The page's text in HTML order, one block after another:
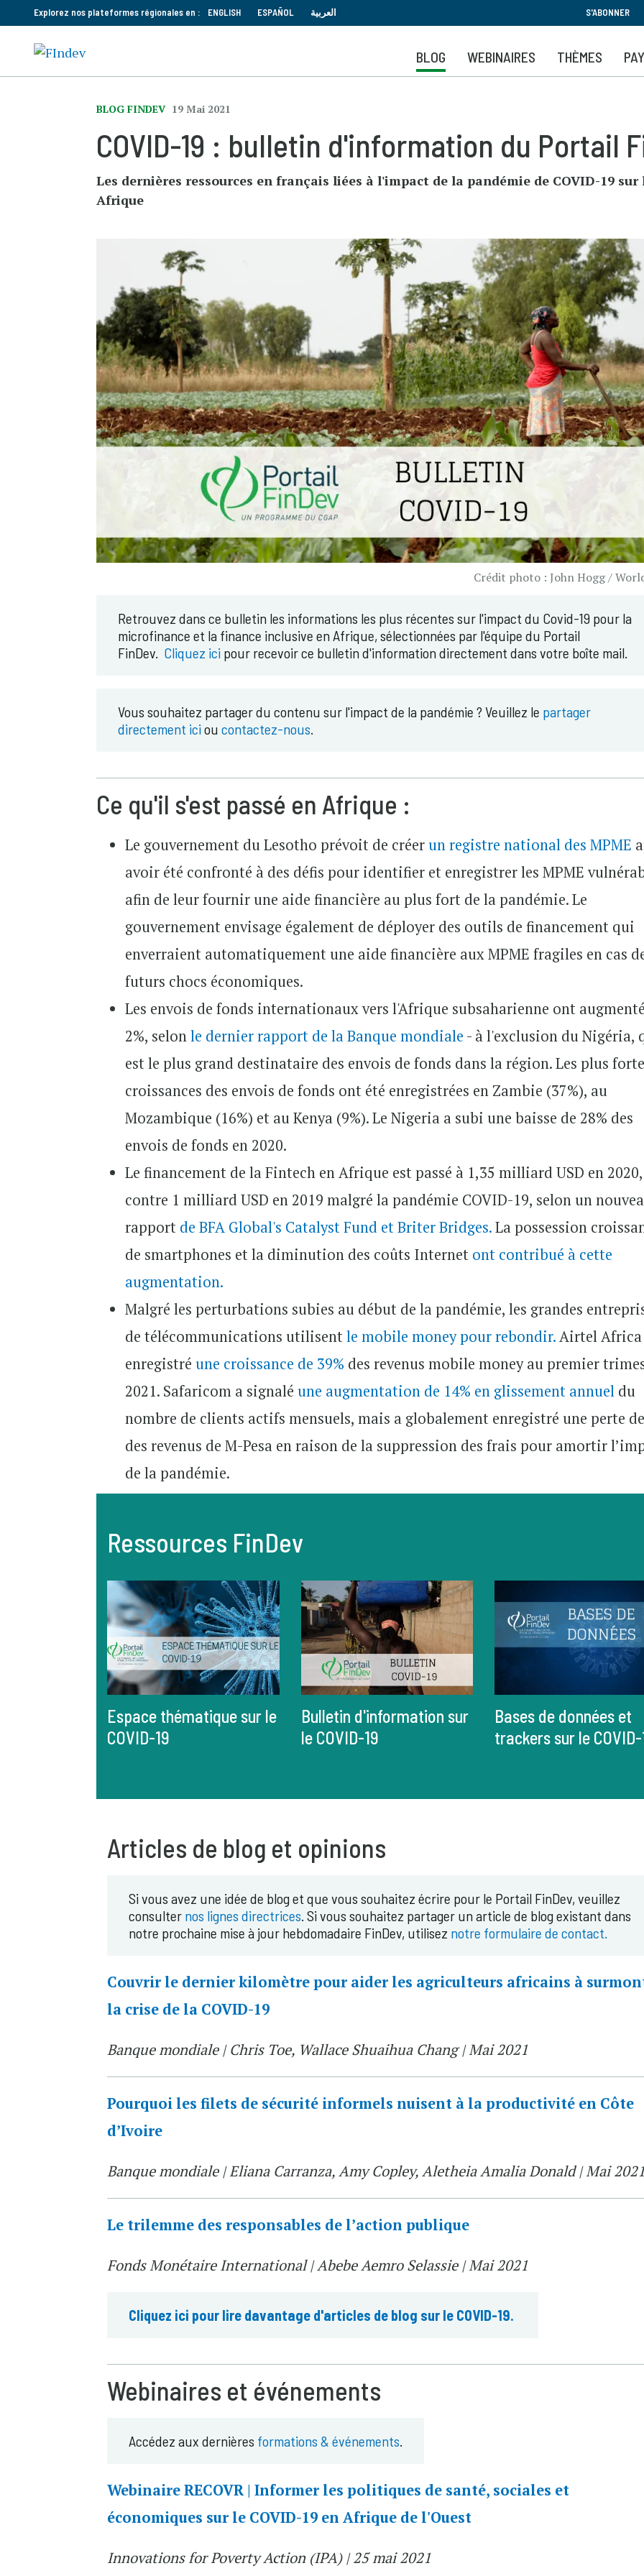
au
contenu
principal
Explorez nos plateformes régionales en : ENGLISH ESPAÑOL العربية S'ABONNER
BLOG WEBINAIRES THÈMES
BLOG FINDEV 19 Mai 2021
COVID-19 : bulletin d'information du Portail
Les dernières ressources en français liées à l'impact de la pandémie de COVID-19
Afrique
Crédit photo : John Hogg /
Retrouvez dans ce bulletin les informations les plus récentes sur l'impact du Covid-19 pour la
microfinance et la finance inclusive en Afrique, sélectionnées par l'équipe du Portail
FinDev. Cliquez ici pour recevoir ce bulletin d'information directement dans votre boîte mail.
Vous souhaitez partager du contenu sur l'impact de la pandémie ? Veuillez le partager
directement icioucontactez-nous.
Ce qu'il s'est passé en Afrique :
Le gouvernement du Lesotho prévoit de créerun registre national des MPME
avoir été confronté à des défis pour identifier et enregistrer les MPME
afin de leur fournir une aide financière au plus fort de la pandémie. Le
gouvernement envisage également de déployer des outils de financement qui
enverraient automatiquement une aide financière aux MPME fragiles en cas
futurs chocs économiques.
Les envois de fonds internationaux vers l'Afrique subsaharienne ont
2%, selonle dernier rapport de la Banque mondiale - à l'exclusion du Nigéria,
est le plus grand destinataire des envois de fonds dans la région. Les plus
croissances des envois de fonds ont été enregistrées en Zambie (37%), au
Mozambique (16%) et au Kenya (9%). Le Nigeria a subi une baisse de 28% des
envois de fonds en 2020.
Le financement de la Fintech en Afrique est passé à 1,35 milliard USD en 2020,
contre 1 milliard USD en 2019 malgré la pandémie COVID-19, selon un
rapport de BFA Global's Catalyst Fund et Briter Bridges.La possession
de smartphones et la diminution des coûts Internet ont contribué à cette
augmentation.
Malgré les perturbations subies au début de la pandémie, les grandes
de télécommunications utilisentle mobile money pour rebondir.Airtel Africa
enregistréune croissance de 39% des revenus mobile money au premier
2021. Safaricom a signalé une augmentation de 14% en glissement annuel du
nombre de clients actifs mensuels, mais a globalement enregistré une perte
des revenus de M-Pesa en raison de la suppression des frais pour amortir
de la pandémie.
Ressources FinDev
Espace thématique sur le
COVID-19
Bulletin d'information sur
le COVID-19
Bases de données et
trackers sur le COVID-
Articles de blog et opinions
Si vous avez une idée de blog et que vous souhaitez écrire pour le Portail FinDev, veuillez
consulter nos lignes directrices. Si vous souhaitez partager un article de blog existant dans
notre prochaine mise à jour hebdomadaire FinDev, utilisez notre formulaire de contact.
Couvrir le dernier kilomètre pour aider les agriculteurs africains à
la crise de la COVID-19
Banque mondiale | Chris Toe, Wallace Shuaihua Chang | Mai 2021
Pourquoi les filets de sécurité informels nuisent à la productivité en Côte
d’Ivoire
Banque mondiale | Eliana Carranza, Amy Copley, Aletheia Amalia Donald | Mai
Le trilemme des responsables de l’action publique
Fonds Monétaire International | Abebe Aemro Selassie | Mai 2021
Cliquez ici pour lire davantage d'articles de blog sur le COVID-19.
Webinaires et événements
Accédez aux dernières formations & événements.
Webinaire RECOVR | Informer les politiques de santé, sociales et
économiques sur le COVID-19 en Afrique de l'Ouest
Innovations for Poverty Action (IPA) | 25 mai 2021